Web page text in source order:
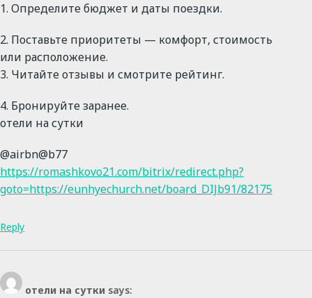
1. Определите бюджет и даты поездки.
2. Поставьте приоритеты — комфорт, стоимость
или расположение.
3. Читайте отзывы и смотрите рейтинг.
4. Бронируйте заранее.
отели на сутки
@airbn@b77
https://romashkovo21.com/bitrix/redirect.php?
goto=https://eunhyechurch.net/board_DIJb91/82175
Reply
отели на сутки says: